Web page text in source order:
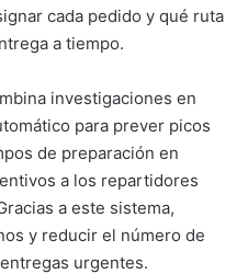
cada pedido y qué ruta
a tiempo.
investigaciones en
para prever picos
de preparación en
a los repartidores
a este sistema,
y reducir el número de
urgentes.